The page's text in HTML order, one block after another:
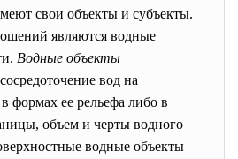
свои объекты и субъекты.
являются водные
Водные объекты
вод на
формах ее рельефа либо в
объем и черты водного
водные объекты